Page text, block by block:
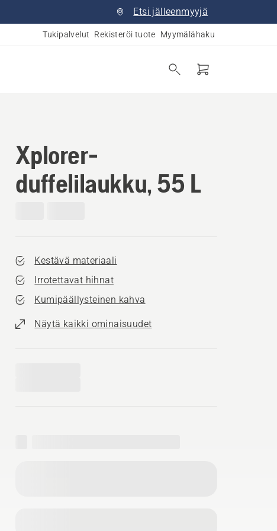
Etsi jälleenmyyjä
Tukipalvelut Rekisteröi tuote Myymälähaku
Xplorer-
duffelilaukku, 55 L
Kestävä materiaali
Irrotettavat hihnat
Kumipäällysteinen kahva
Näytä kaikki ominaisuudet